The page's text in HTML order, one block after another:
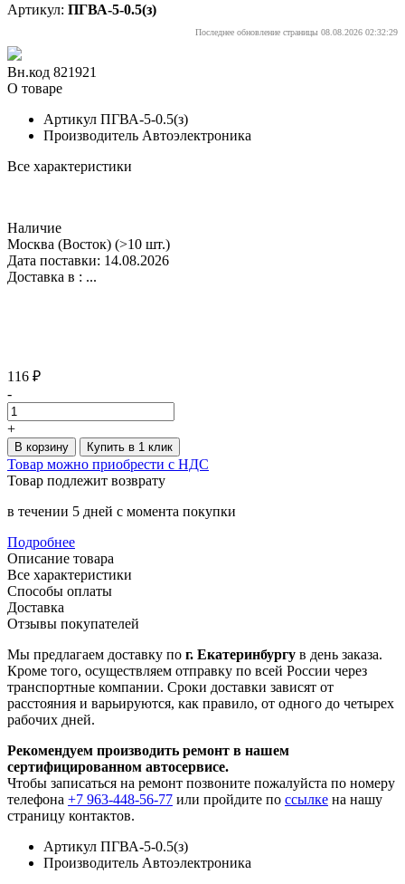
Артикул: ПГВА-5-0.5(з)
Последнее обновление страницы 08.08.2026 02:32:29
Вн.код 821921
О товаре
Артикул ПГВА-5-0.5(з)
Производитель Автоэлектроника
Все характеристики
Наличие
Москва (Восток) (>10 шт.)
Дата поставки: 14.08.2026
Доставка в : ...
116 ₽
-
+
В корзину Купить в 1 клик
Товар можно приобрести с НДС
Товар подлежит возврату
в течении 5 дней с момента покупки
Подробнее
Описание товара
Все характеристики
Способы оплаты
Доставка
Отзывы покупателей
Мы предлагаем доставку по г. Екатеринбургу в день заказа.
Кроме того, осуществляем отправку по всей России через
транспортные компании. Сроки доставки зависят от
расстояния и варьируются, как правило, от одного до четырех
рабочих дней.
Рекомендуем производить ремонт в нашем
сертифицированном автосервисе.
Чтобы записаться на ремонт позвоните пожалуйста по номеру
телефона +7 963-448-56-77 или пройдите по ссылке на нашу
страницу контактов.
Артикул ПГВА-5-0.5(з)
Производитель Автоэлектроника